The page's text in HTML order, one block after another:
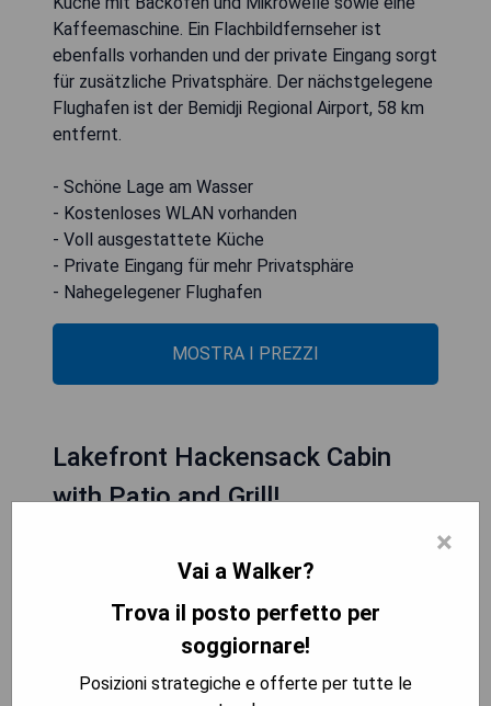
Kaffeemaschine. Ein Flachbildfernseher ist
ebenfalls vorhanden und der private Eingang sorgt
für zusätzliche Privatsphäre. Der nächstgelegene
Flughafen ist der Bemidji Regional Airport, 58 km
entfernt.
- Schöne Lage am Wasser
- Kostenloses WLAN vorhanden
- Voll ausgestattete Küche
- Private Eingang für mehr Privatsphäre
- Nahegelegener Flughafen
MOSTRA I PREZZI
Lakefront Hackensack Cabin
with Patio and Grill!
×
Vai a Walker?
Trova il posto perfetto per
soggiornare!
Posizioni strategiche e offerte per tutte le